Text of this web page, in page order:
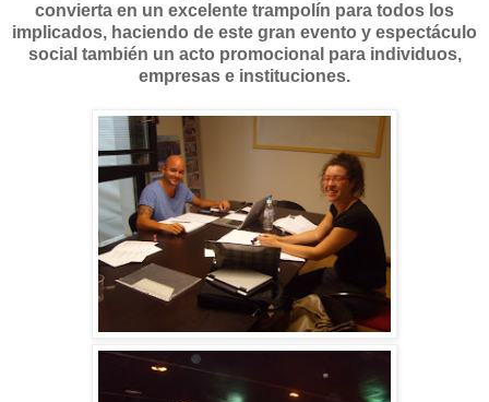
convierta en un excelente trampolín para todos los
implicados, haciendo de este gran evento y espectáculo
social también un acto promocional para individuos,
empresas e instituciones.